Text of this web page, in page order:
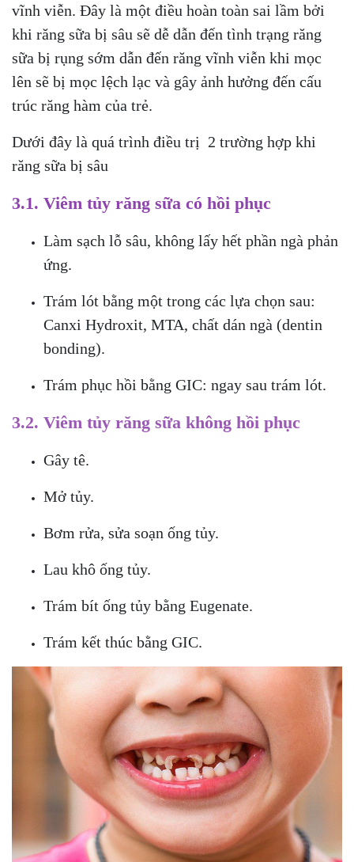
vĩnh viễn. Đây là một điều hoàn toàn sai lầm bởi
khi răng sữa bị sâu sẽ dễ dẫn đến tình trạng răng
sữa bị rụng sớm dẫn đến răng vĩnh viễn khi mọc
lên sẽ bị mọc lệch lạc và gây ảnh hưởng đến cấu
trúc răng hàm của trẻ.
Dưới đây là quá trình điều trị 2 trường hợp khi
răng sữa bị sâu
3.1. Viêm tủy răng sữa có hồi phục
Làm sạch lỗ sâu, không lấy hết phần ngà phản
ứng.
Trám lót bằng một trong các lựa chọn sau:
Canxi Hydroxit, MTA, chất dán ngà (dentin
bonding).
Trám phục hồi bằng GIC: ngay sau trám lót.
3.2. Viêm tủy răng sữa không hồi phục
Gây tê.
Mở tủy.
Bơm rửa, sửa soạn ống tủy.
Lau khô ống tủy.
Trám bít ống tủy bằng Eugenate.
Trám kết thúc bằng GIC.